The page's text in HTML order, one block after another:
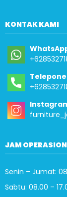
KONTAK KAMI
Telepone
JAM
Senin – Jumat:
Sabtu: 08.00 –